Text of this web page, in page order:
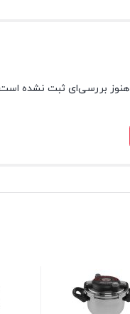
هنوز بررسی‌ای ثبت نشده